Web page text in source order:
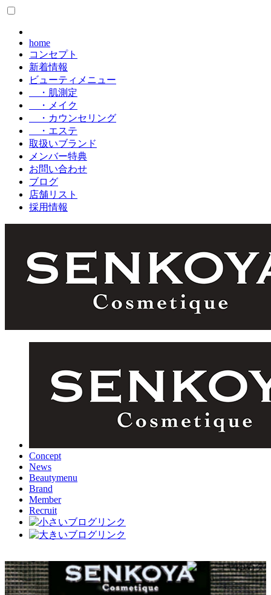
home
コンセプト
新着情報
ビューティメニュー
・肌測定
・メイク
・カウンセリング
・エステ
取扱いブランド
メンバー特典
お問い合わせ
ブログ
店舗リスト
採用情報
Concept
News
Beautymenu
Brand
Member
Recruit